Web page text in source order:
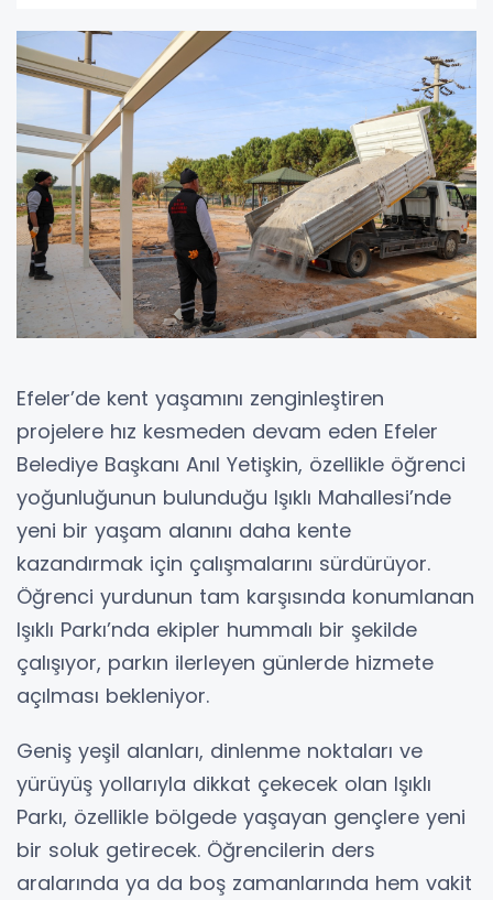
Efeler’de kent yaşamını zenginleştiren
projelere hız kesmeden devam eden Efeler
Belediye Başkanı Anıl Yetişkin, özellikle öğrenci
yoğunluğunun bulunduğu Işıklı Mahallesi’nde
yeni bir yaşam alanını daha kente
kazandırmak için çalışmalarını sürdürüyor.
Öğrenci yurdunun tam karşısında konumlanan
Işıklı Parkı’nda ekipler hummalı bir şekilde
çalışıyor, parkın ilerleyen günlerde hizmete
açılması bekleniyor.
Geniş yeşil alanları, dinlenme noktaları ve
yürüyüş yollarıyla dikkat çekecek olan Işıklı
Parkı, özellikle bölgede yaşayan gençlere yeni
bir soluk getirecek. Öğrencilerin ders
aralarında ya da boş zamanlarında hem vakit